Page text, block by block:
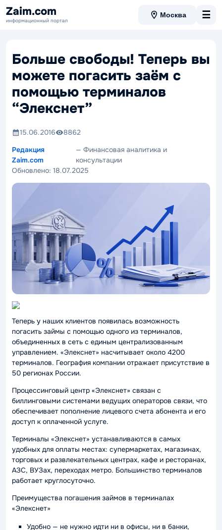
Zaim.com
информационный портал
Москва ☰
Больше свободы! Теперь вы
можете погасить заём с
помощью терминалов
“Элекснет”
15.06.2016
8862
Редакция
Zaim.com
— Финансовая аналитика и
консультации
Обновлено: 18.07.2025
Теперь у наших клиентов появилась возможность
погасить займы с помощью одного из терминалов,
объединенных в сеть с единым централизованным
управлением. «Элекснет» насчитывает около 4200
терминалов. География компании отражает присутствие в
50 регионах России.
Процессинговый центр «Элекснет» связан с
биллинговыми системами ведущих операторов связи, что
обеспечивает пополнение лицевого счета абонента и его
доступ к оплаченной услуге.
Терминалы «Элекснет» устанавливаются в самых
удобных для оплаты местах: супермаркетах, магазинах,
торговых и развлекательных центрах, кафе и ресторанах,
АЗС, ВУЗах, переходах метро. Большинство терминалов
работает круглосуточно.
Преимущества погашения займов в терминалах
«Элекснет»
Удобно — не нужно идти ни в офисы, ни в банки,